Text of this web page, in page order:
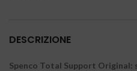
DESCRIZIONE
Spenco Total Support